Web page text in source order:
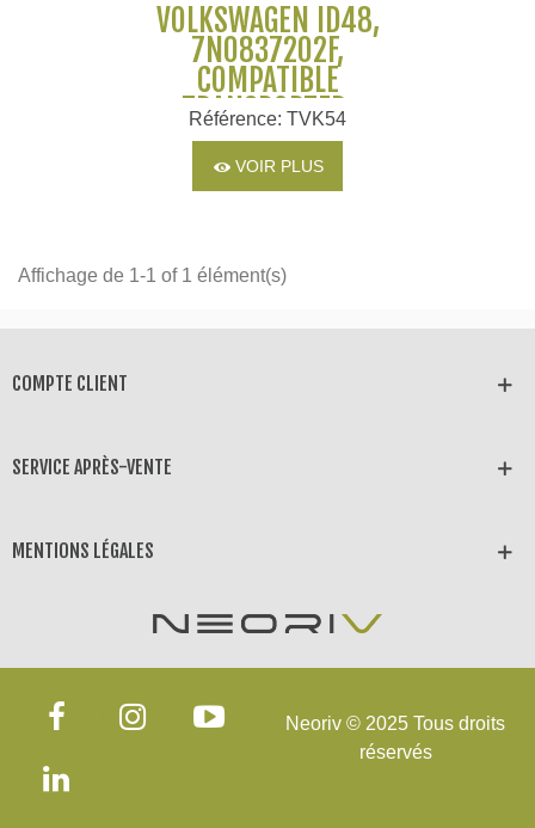
VOLKSWAGEN ID48,
7N0837202F,
COMPATIBLE
TRANSPORTER,
CARAVELLE, SHARAN
Référence: TVK54
VOIR PLUS
Affichage de 1-1 of 1 élément(s)
COMPTE CLIENT
SERVICE APRÈS-VENTE
MENTIONS LÉGALES
Neoriv © 2025 Tous droits
réservés